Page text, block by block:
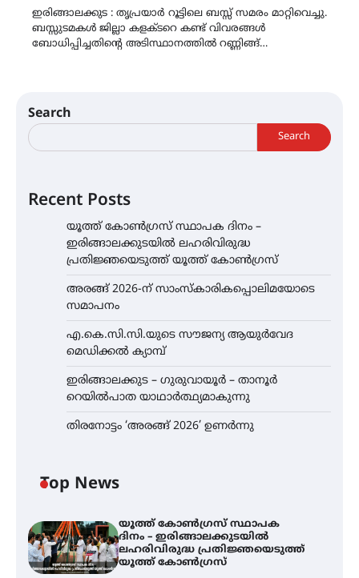
ഇരിങ്ങാലക്കുട : തൃപ്രയാര്‍ റൂട്ടിലെ ബസ്സ് സമരം മാറ്റിവെച്ചു.
ബസ്സുടമകള്‍ ജില്ലാ കളക്ടറെ കണ്ട് വിവരങ്ങള്‍
ബോധിപ്പിച്ചതിന്‍റെ അടിസ്ഥാനത്തില്‍ റണ്ണിങ്ങ്…
Search
Search
Recent Posts
യൂത്ത് കോൺഗ്രസ്‌ സ്ഥാപക ദിനം –
ഇരിങ്ങാലക്കുടയിൽ ലഹരിവിരുദ്ധ
പ്രതിജ്ഞയെടുത്ത് യൂത്ത് കോൺഗ്രസ്
അരങ്ങ് 2026-ന് സാംസ്കാരികപ്പൊലിമയോടെ
സമാപനം
എ.കെ.സി.സി.യുടെ സൗജന്യ ആയുർവേദ
മെഡിക്കൽ ക്യാമ്പ്
ഇരിങ്ങാലക്കുട – ഗുരുവായൂർ – താനൂർ
റെയിൽപാത യാഥാർത്ഥ്യമാകുന്നു
തിരനോട്ടം ‘അരങ്ങ് 2026’ ഉണർന്നു
Top News
യൂത്ത് കോൺഗ്രസ്‌ സ്ഥാപക
ദിനം – ഇരിങ്ങാലക്കുടയിൽ
ലഹരിവിരുദ്ധ പ്രതിജ്ഞയെടുത്ത്
യൂത്ത് കോൺഗ്രസ്